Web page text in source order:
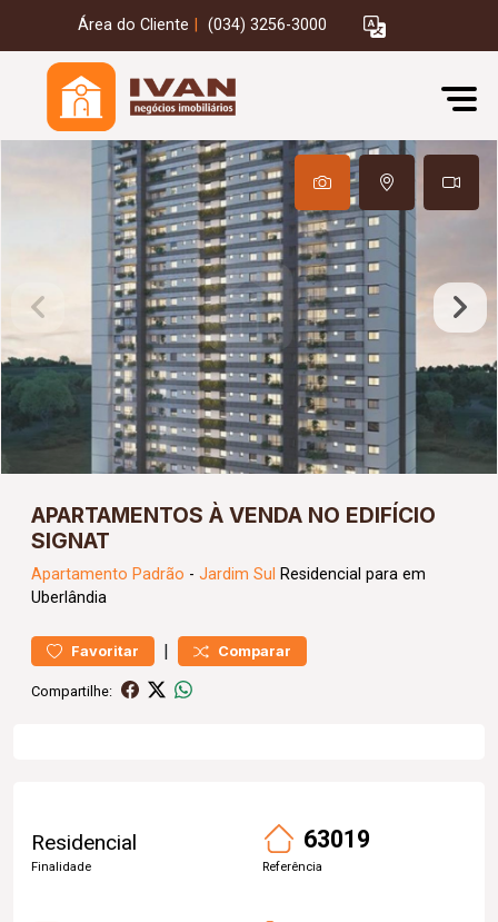
Área do Cliente (034) 3256-3000
APARTAMENTOS À VENDA NO EDIFÍCIO
SIGNAT
Apartamento Padrão - Jardim Sul Residencial para em
Uberlândia
Favoritar | Comparar
Compartilhe:
Residencial
Finalidade
63019
Referência